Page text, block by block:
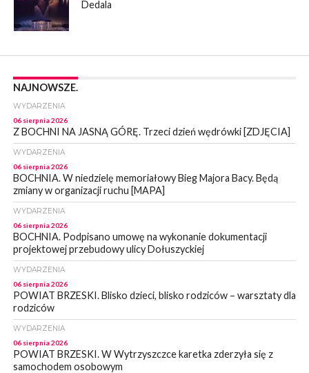
Dedala
NAJNOWSZE.
WYDARZENIA
06 sierpnia 2026
Z BOCHNI NA JASNĄ GÓRĘ. Trzeci dzień wędrówki [ZDJĘCIA]
WYDARZENIA
06 sierpnia 2026
BOCHNIA. W niedzielę memoriałowy Bieg Majora Bacy. Będą
zmiany w organizacji ruchu [MAPA]
WYDARZENIA
06 sierpnia 2026
BOCHNIA. Podpisano umowę na wykonanie dokumentacji
projektowej przebudowy ulicy Dołuszyckiej
WYDARZENIA
06 sierpnia 2026
POWIAT BRZESKI. Blisko dzieci, blisko rodziców – warsztaty dla
rodziców
WYDARZENIA
06 sierpnia 2026
POWIAT BRZESKI. W Wytrzyszczce karetka zderzyła się z
samochodem osobowym